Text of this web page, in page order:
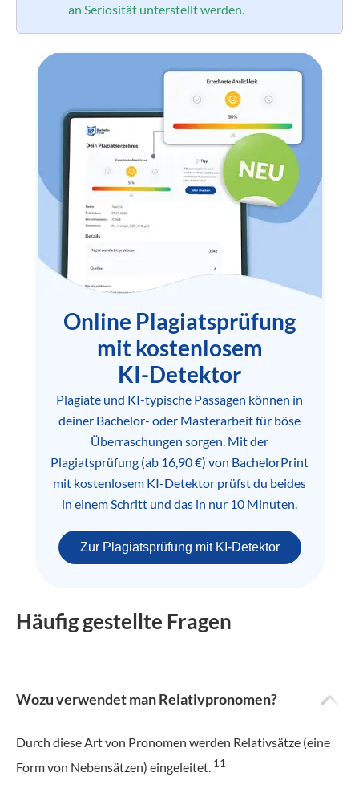
an Seriosität unterstellt werden.
Online Plagiatsprüfung
mit kostenlosem
KI-Detektor
Plagiate und KI-typische Passagen können in
deiner Bachelor- oder Masterarbeit für böse
Überraschungen sorgen. Mit der
Plagiatsprüfung (ab 16,90 €) von BachelorPrint
mit kostenlosem KI-Detektor prüfst du beides
in einem Schritt und das in nur 10 Minuten.
Zur Plagiatsprüfung mit KI-Detektor
Häufig gestellte Fragen
Wozu verwendet man Relativpronomen?
Durch diese Art von Pronomen werden Relativsätze (eine
Form von Nebensätzen) eingeleitet. 11